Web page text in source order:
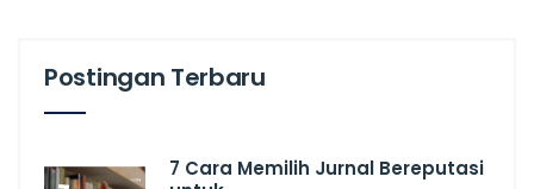
Postingan Terbaru
7 Cara Memilih Jurnal Bereputasi